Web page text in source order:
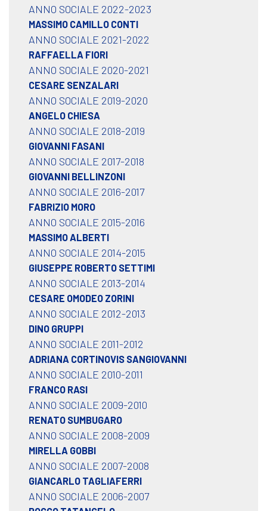
ANNO SOCIALE 2022-2023
MASSIMO CAMILLO CONTI
ANNO SOCIALE 2021-2022
RAFFAELLA FIORI
ANNO SOCIALE 2020-2021
CESARE SENZALARI
ANNO SOCIALE 2019-2020
ANGELO CHIESA
ANNO SOCIALE 2018-2019
GIOVANNI FASANI
ANNO SOCIALE 2017-2018
GIOVANNI BELLINZONI
ANNO SOCIALE 2016-2017
FABRIZIO MORO
ANNO SOCIALE 2015-2016
MASSIMO ALBERTI
ANNO SOCIALE 2014-2015
GIUSEPPE ROBERTO SETTIMI
ANNO SOCIALE 2013-2014
CESARE OMODEO ZORINI
ANNO SOCIALE 2012-2013
DINO GRUPPI
ANNO SOCIALE 2011-2012
ADRIANA CORTINOVIS SANGIOVANNI
ANNO SOCIALE 2010-2011
FRANCO RASI
ANNO SOCIALE 2009-2010
RENATO SUMBUGARO
ANNO SOCIALE 2008-2009
MIRELLA GOBBI
ANNO SOCIALE 2007-2008
GIANCARLO TAGLIAFERRI
ANNO SOCIALE 2006-2007